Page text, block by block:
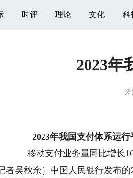
时评 理论 文化 科
2023年
来
2023年我国支付体系运行
移动支付业务量同比增长
吴秋余）中国人民银行发布的